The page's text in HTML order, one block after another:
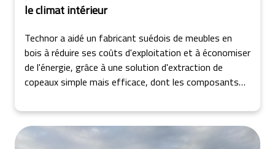
le climat intérieur
Technor a aidé un fabricant suédois de meubles en
bois à réduire ses coûts d'exploitation et à économiser
de l'énergie, grâce à une solution d'extraction de
copeaux simple mais efficace, dont les composants